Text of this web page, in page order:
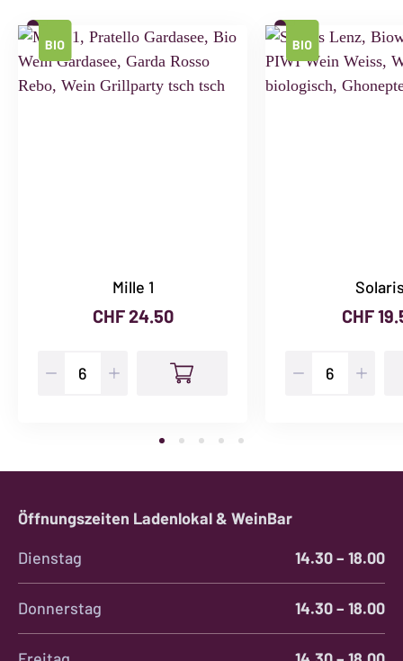
Mille 1
CHF24.50 CHF
Solaris
Öffnungszeiten Ladenlokal & WeinBar
Dienstag
14.30 – 18.00
Donnerstag 14.30 – 18.00